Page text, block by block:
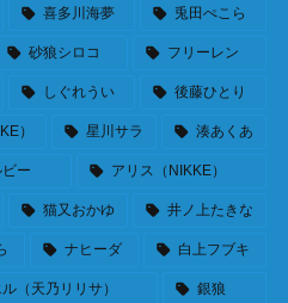
喜多川海夢 兎田ぺこら
砂狼シロコ フリーレン
しぐれうい 後藤ひとり
） 星川サラ 湊あくあ
ー アリス（NIKKE）
猫又おかゆ 井ノ上たきな
ナヒーダ 白上フブキ
（天乃リリサ） 銀狼